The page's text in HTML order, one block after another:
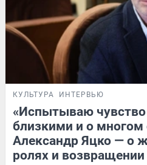
КУЛЬТУРА ИНТЕРВЬЮ
«Испытываю
близкими и о
Александр Яцко — о
ролях и